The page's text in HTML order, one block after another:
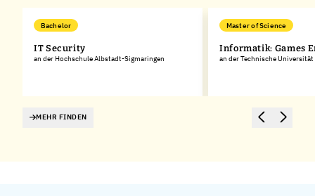
Bachelor
IT Security
an der Hochschule Albstadt-Sigmaringen
Master of Science
Informatik: Games
an der Technische
MEHR FINDEN